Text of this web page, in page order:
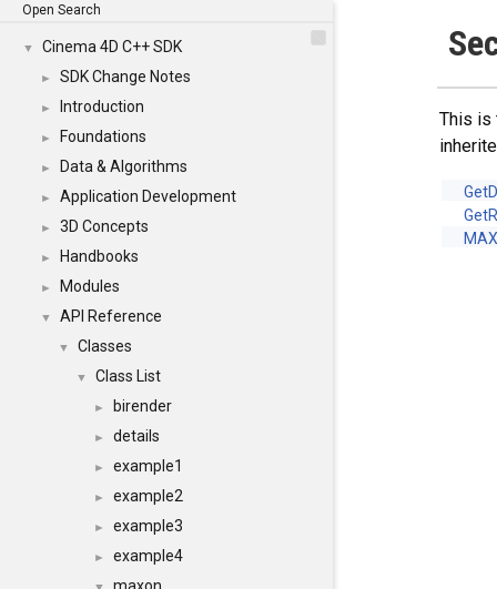
Open Search
▼ Cinema 4D C++ SDK
► SDK Change Notes
► Introduction
► Foundations
► Data & Algorithms
► Application Development
► 3D Concepts
► Handbooks
► Modules
▼ API Reference
▼ Classes
▼ Class List
► birender
► details
► example1
► example2
► example3
► example4
This